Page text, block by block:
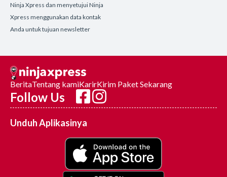
Ninja Xpress dan menyetujui Ninja
Xpress menggunakan data kontak
Anda untuk tujuan newsletter
BeritaTentang kamiKarirKirim Paket Sekarang
Follow Us
Unduh Aplikasinya